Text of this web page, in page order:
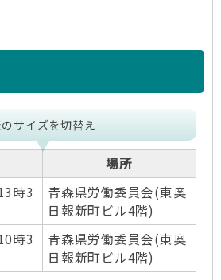
サイズを切替え
場所
時3
青森県労働委員会(東奥
日報新町ビル4階)
時3
青森県労働委員会(東奥
日報新町ビル4階)